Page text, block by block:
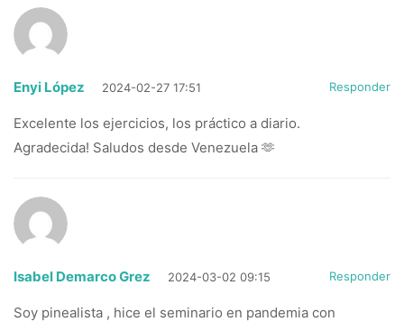
Enyi López 2024-02-27 17:51 Responder
Excelente los ejercicios, los práctico a diario.
Agradecida! Saludos desde Venezuela 🫶
Isabel Demarco Grez 2024-03-02 09:15 Responder
Soy pinealista , hice el seminario en pandemia con